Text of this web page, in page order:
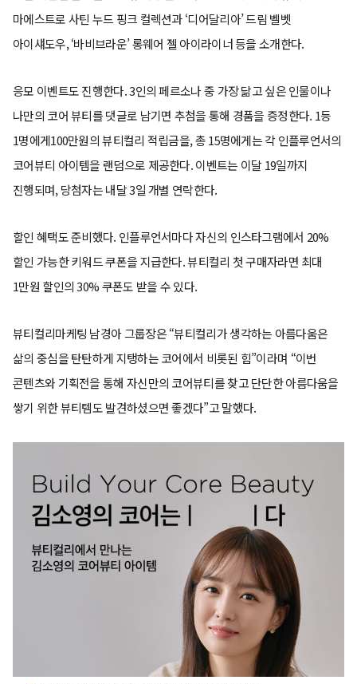
마에스트로 사틴 누드 핑크 컬렉션과 ‘디어달리아’ 드림 벨벳
아이섀도우, ‘바비브라운’ 롱웨어 젤 아이라이너 등을 소개한다.
응모 이벤트도 진행한다. 3인의 페르소나 중 가장 닮고 싶은 인물이나
나만의 코어 뷰티를 댓글로 남기면 추첨을 통해 경품을 증정한다. 1등
1명에게100만원의 뷰티컬리 적립금을, 총 15명에게는 각 인플루언서의
코어뷰티 아이템을 랜덤으로 제공한다. 이벤트는 이달 19일까지
진행되며, 당첨자는 내달 3일 개별 연락한다.
할인 혜택도 준비했다. 인플루언서마다 자신의 인스타그램에서 20%
할인 가능한 키워드 쿠폰을 지급한다. 뷰티컬리 첫 구매자라면 최대
1만원 할인의 30% 쿠폰도 받을 수 있다.
뷰티컬리마케팅 남경아 그룹장은 “뷰티컬리가 생각하는 아름다움은
삶의 중심을 탄탄하게 지탱하는 코어에서 비롯된 힘”이라며 “이번
콘텐츠와 기획전을 통해 자신만의 코어뷰티를 찾고 단단한 아름다움을
쌓기 위한 뷰티템도 발견하셨으면 좋겠다”고 말했다.